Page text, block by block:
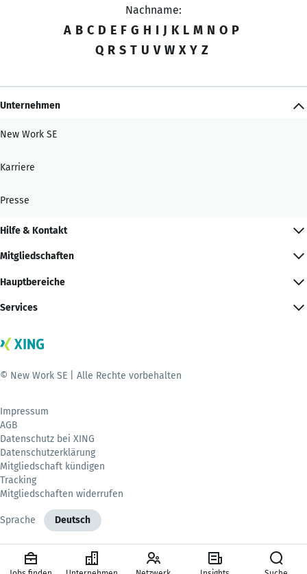
Nachname:
A B C D E F G H I J K L M N O P
Q R S T U V W X Y Z
Unternehmen
New Work SE
Karriere
Presse
Hilfe & Kontakt
Mitgliedschaften
Hauptbereiche
Services
© New Work SE | Alle Rechte vorbehalten
Impressum
AGB
Datenschutz bei XING
Datenschutzerklärung
Mitgliedschaft kündigen
Tracking
Mitgliedschaften widerrufen
Sprache Deutsch